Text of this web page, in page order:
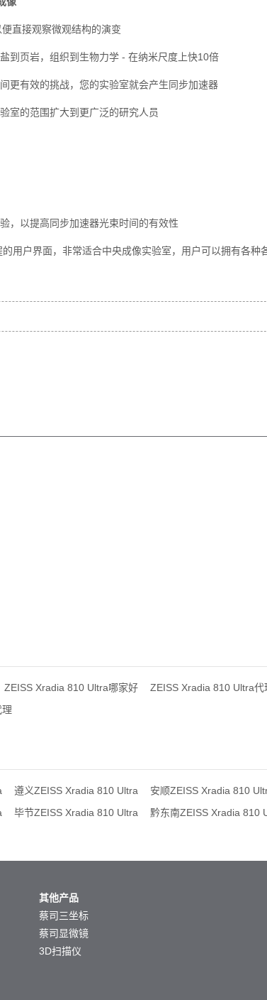
直接观察微观结构的演变
页岩，组织到生物力学 - 在纳米尺度上快10倍
有效的挑战，您的实验室就会产生同步加速器
的范围扩大到更广泛的研究人员
以提高同步加速器光束时间的有效性
户界面，非常适合中央成像实验室，用户可以拥有各种
ZEISS Xradia 810 Ultra哪家好
ZEISS Xradia 810 Ultra代
遵义ZEISS Xradia 810 Ultra
安顺ZEISS Xradia 810
毕节ZEISS Xradia 810 Ultra
黔东南ZEISS Xradia 810
其他产品
蔡司三坐标
蔡司显微镜
3D扫描仪